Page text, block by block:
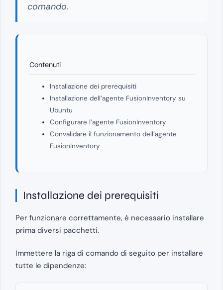
comando.
Contenuti
Installazione dei prerequisiti
Installazione dell’agente FusionInventory su
Ubuntu
Configurare l’agente FusionInventory
Convalidare il funzionamento dell’agente
FusionInventory
Installazione dei prerequisiti
Per funzionare correttamente, è necessario installare
prima diversi pacchetti.
Immettere la riga di comando di seguito per installare
tutte le dipendenze: